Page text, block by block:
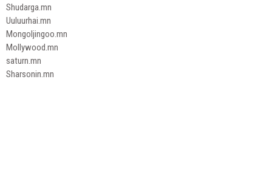
Shudarga.mn
Uuluurhai.mn
Mongoljingoo.mn
Mollywood.mn
saturn.mn
Sharsonin.mn